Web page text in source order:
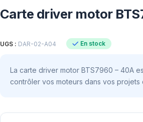
Carte driver motor
UGS : DAR-02-A04 En stock
La carte driver motor BTS7960 – 40A
contrôler vos moteurs dans vos projets